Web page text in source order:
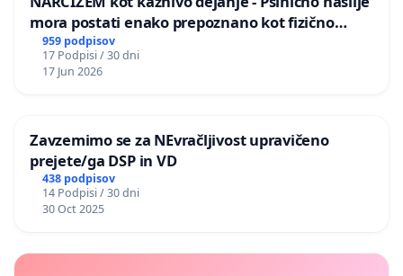
mora postati enako prepoznano kot fizično
nasilje
959 podpisov
17 Podpisi / 30 dni
17 Jun 2026
Zavzemimo se za NEvračljivost upravičeno
prejete/ga DSP in VD
438 podpisov
14 Podpisi / 30 dni
30 Oct 2025